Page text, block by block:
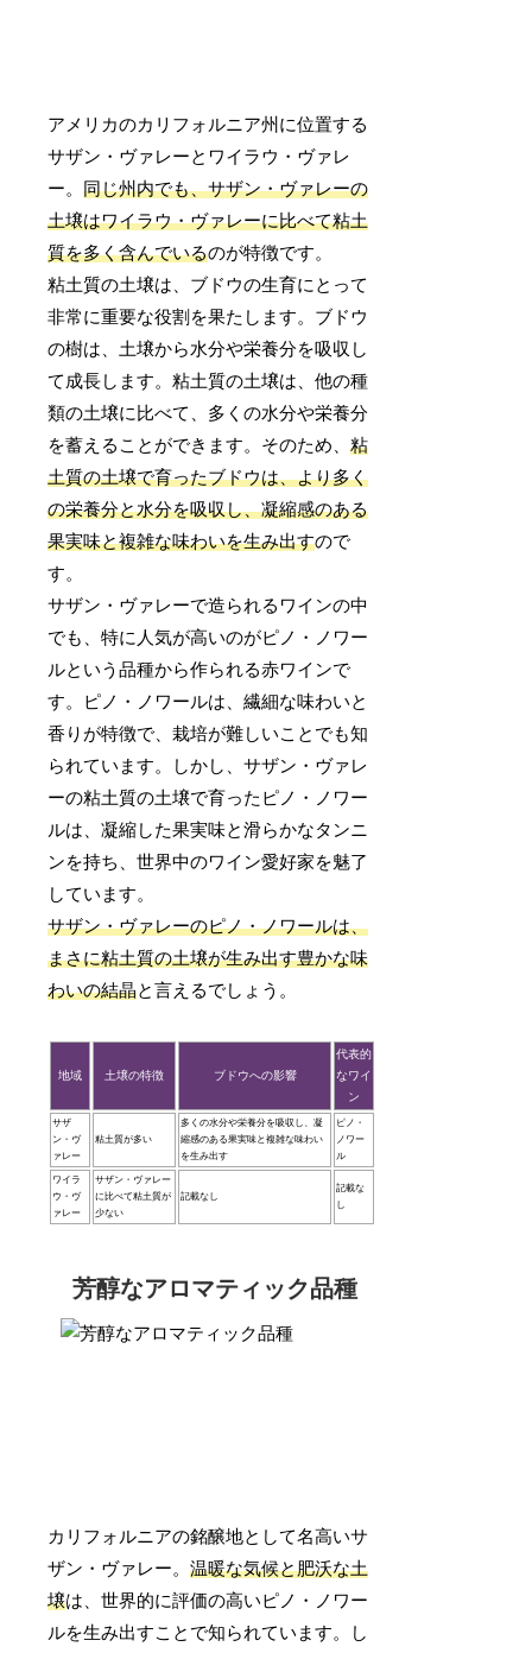
アメリカのカリフォルニア州に位置する
サザン・ヴァレーとワイラウ・ヴァレ
ー。同じ州内でも、サザン・ヴァレーの
土壌はワイラウ・ヴァレーに比べて粘土
質を多く含んでいるのが特徴です。
粘土質の土壌は、ブドウの生育にとって
非常に重要な役割を果たします。ブドウ
の樹は、土壌から水分や栄養分を吸収し
て成長します。粘土質の土壌は、他の種
類の土壌に比べて、多くの水分や栄養分
を蓄えることができます。そのため、粘
土質の土壌で育ったブドウは、より多く
の栄養分と水分を吸収し、凝縮感のある
果実味と複雑な味わいを生み出すので
す。
サザン・ヴァレーで造られるワインの中
でも、特に人気が高いのがピノ・ノワー
ルという品種から作られる赤ワインで
す。ピノ・ノワールは、繊細な味わいと
香りが特徴で、栽培が難しいことでも知
られています。しかし、サザン・ヴァレ
ーの粘土質の土壌で育ったピノ・ノワー
ルは、凝縮した果実味と滑らかなタンニ
ンを持ち、世界中のワイン愛好家を魅了
しています。
サザン・ヴァレーのピノ・ノワールは、
まさに粘土質の土壌が生み出す豊かな味
わいの結晶と言えるでしょう。
地域 土壌の特徴 ブドウへの影響
代表的
なワイ
ン
サザ
ン・ヴ
ァレー
粘土質が多い
多くの水分や栄養分を吸収し、凝
縮感のある果実味と複雑な味わい
を生み出す
ピノ・
ノワー
ル
ワイラ
ウ・ヴ
ァレー
サザン・ヴァレー
に比べて粘土質が
少ない
記載なし
記載な
し
芳醇なアロマティック品種
カリフォルニアの銘醸地として名高いサ
ザン・ヴァレー。温暖な気候と肥沃な土
壌は、世界的に評価の高いピノ・ノワー
ルを生み出すことで知られています。し